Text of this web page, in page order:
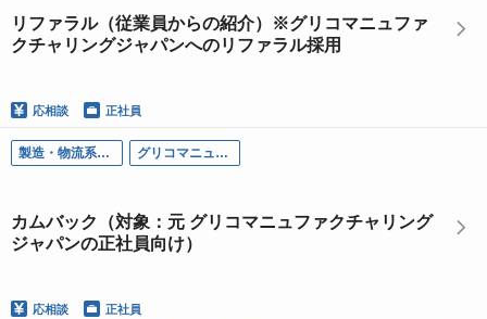
リファラル（従業員からの紹介）※グリコマニュファ
クチャリングジャパンへのリファラル採用
応相談 正社員
製造・物流系職種 グリコマニュファクチャリングジャパン株式会社
カムバック（対象：元 グリコマニュファクチャリング
ジャパンの正社員向け）
応相談 正社員